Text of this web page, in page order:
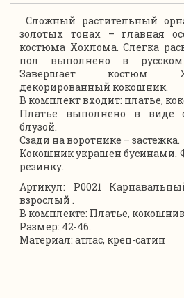
Сложный растительный
золотых тонах – главная
костюма Хохлома. Слегка
пол выполнено в
Завершает костюм
декорированный кокошник.
В комплект входит: платье,
Платье выполнено в виде
блузой.
Сзади на воротнике – застежка.
Кокошник украшен бусинами.
резинку.
Артикул: P0021
взрослый .
В комплекте: Платье,
Размер: 42-46.
Материал: атлас, креп-сатин